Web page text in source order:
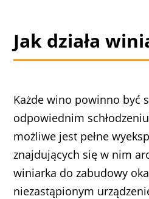
Jak działa
Każde wino powinno być
odpowiednim
możliwe jest pełne
znajdujących się w nim
winiarka do zabudowy
niezastąpionym